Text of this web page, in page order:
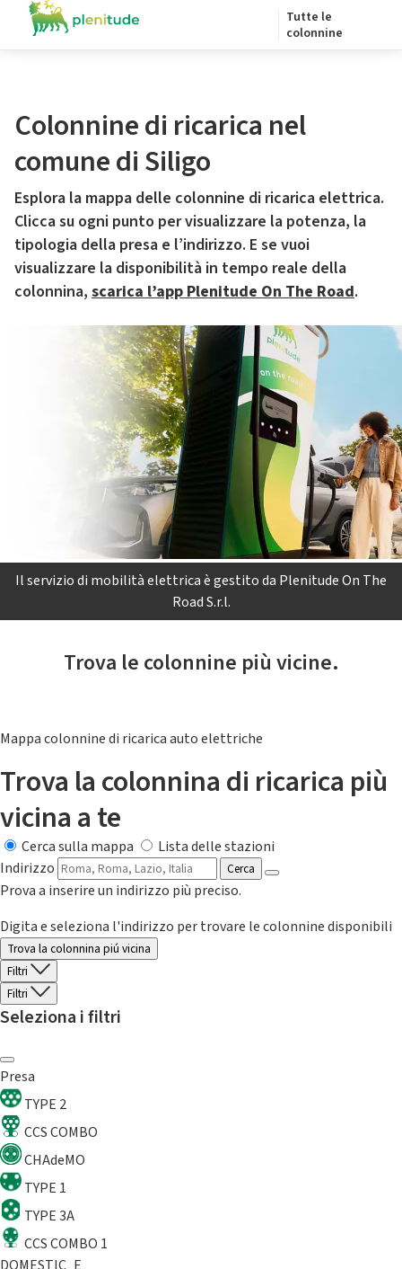
Tutte le
colonnine
Colonnine di ricarica nel
comune di Siligo
Esplora la mappa delle colonnine di ricarica elettrica.
Clicca su ogni punto per visualizzare la potenza, la
tipologia della presa e l’indirizzo. E se vuoi
visualizzare la disponibilità in tempo reale della
colonnina, scarica l’app Plenitude On The Road.
Il servizio di mobilità elettrica è gestito da Plenitude On The
Road S.r.l.
Trova le colonnine più vicine.
Mappa colonnine di ricarica auto elettriche
Trova la colonnina di ricarica più
vicina a te
Cerca sulla mappa
Lista delle stazioni
Indirizzo
Cerca
Prova a inserire un indirizzo più preciso.
Digita e seleziona l'indirizzo per trovare le colonnine disponibili
Trova la colonnina piú vicina
Filtri
Filtri
Seleziona i filtri
Presa
TYPE 2
CCS COMBO
CHAdeMO
TYPE 1
TYPE 3A
CCS COMBO 1